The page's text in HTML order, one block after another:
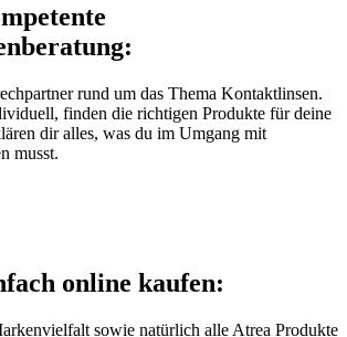
rund um das Thema Kontaktlinsen.
finden die richtigen Produkte für deine
dir alles, was du im Umgang mit
musst.
online kaufen:
sowie natürlich alle Atrea Produkte